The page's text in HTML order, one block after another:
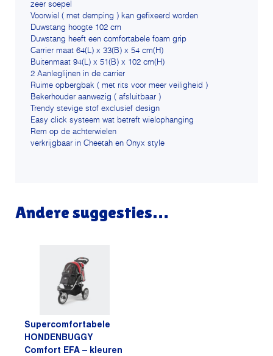
zeer soepel
Voorwiel ( met demping ) kan gefixeerd worden
Duwstang hoogte 102 cm
Duwstang heeft een comfortabele foam grip
Carrier maat 64(L) x 33(B) x 54 cm(H)
Buitenmaat 94(L) x 51(B) x 102 cm(H)
2 Aanleglijnen in de carrier
Ruime opbergbak ( met rits voor meer veiligheid )
Bekerhouder aanwezig ( afsluitbaar )
Trendy stevige stof exclusief design
Easy click systeem wat betreft wielophanging
Rem op de achterwielen
verkrijgbaar in Cheetah en Onyx style
Andere suggesties…
Supercomfortabele
HONDENBUGGY
Comfort EFA – kleuren